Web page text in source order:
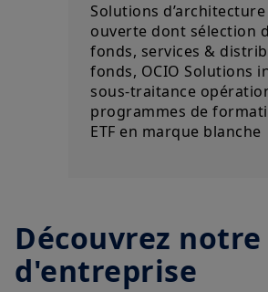
Solutions d’architecture
ouverte dont sélection
fonds, services &
fonds, OCIO Solutions
sous-traitance
programmes de
ETF en marque blanche
Découvrez
d'entreprise